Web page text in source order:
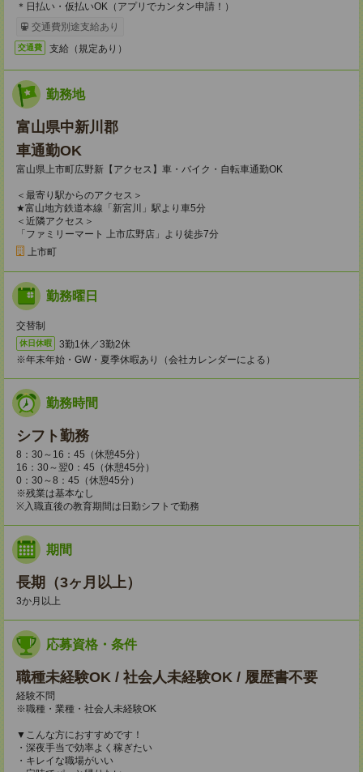
＊日払い・仮払いOK（アプリでカンタン申請！）
交通費別途支給あり
交通費 支給（規定あり）
勤務地
富山県中新川郡
車通勤OK
富山県上市町広野新【アクセス】車・バイク・自転車通勤OK
＜最寄り駅からのアクセス＞
★富山地方鉄道本線「新宮川」駅より車5分
＜近隣アクセス＞
「ファミリーマート 上市広野店」より徒歩7分
上市町
勤務曜日
交替制
休日休暇
3勤1休／3勤2休
※年末年始・GW・夏季休暇あり（会社カレンダーによる）
勤務時間
シフト勤務
8：30～16：45（休憩45分）
16：30～翌0：45（休憩45分）
0：30～8：45（休憩45分）
※残業は基本なし
※入職直後の教育期間は日勤シフトで勤務
期間
長期（3ヶ月以上）
3か月以上
応募資格・条件
職種未経験OK / 社会人未経験OK / 履歴書不要
経験不問
※職種・業種・社会人未経験OK
▼こんな方におすすめです！
・深夜手当で効率よく稼ぎたい
・キレイな職場がいい